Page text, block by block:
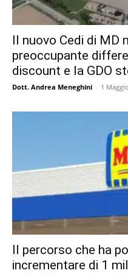
Il nuovo Cedi di
preoccupante
discount e la GDO
Dott. Andrea Meneghini - 1
Il percorso che ha
incrementare di 1